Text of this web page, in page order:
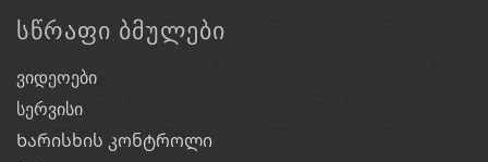
ᲡᲬᲠᲐᲤᲘ ᲑᲛᲣᲚᲔᲑᲘ
ვიდეოები
სერვისი
Ხარისხის კონტროლი